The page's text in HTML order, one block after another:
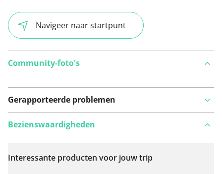
Navigeer naar startpunt
Community-foto's
Gerapporteerde problemen
Bekijk op kaart
Bezienswaardigheden
Interessante producten voor jouw trip